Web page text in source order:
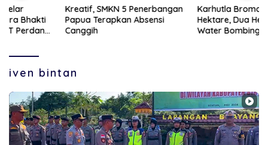
Kreatif, SMKN 5 Penerbangan
Papua Terapkan Absensi
Canggih
Karhutla Bromo Meluas 127
Hektare, Dua Helikopter
Water Bombing Dikerahkan
iven bintan